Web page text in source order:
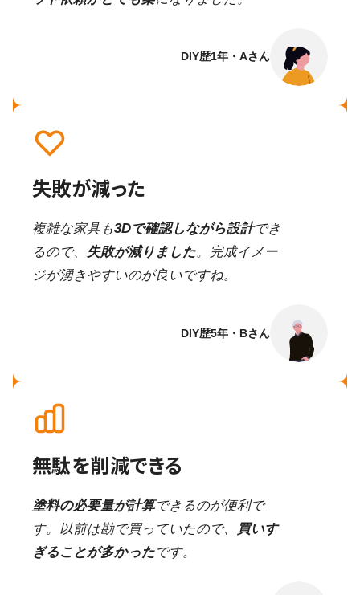
DIY歴1年・Aさん
失敗が減った
複雑な家具も3Dで確認しながら設計でき
るので、
失敗が減りました。完成イメー
ジが湧きやすいのが良いですね。
DIY歴5年・Bさん
無駄を削減できる
塗料の必要量が計算できるのが便利で
す。以前は勘で買っていたので、
買いす
ぎることが多かったです。